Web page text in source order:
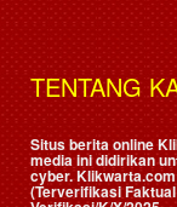
TENTANG
Situs berita online
media ini didirikan
cyber.
(Terverifikasi